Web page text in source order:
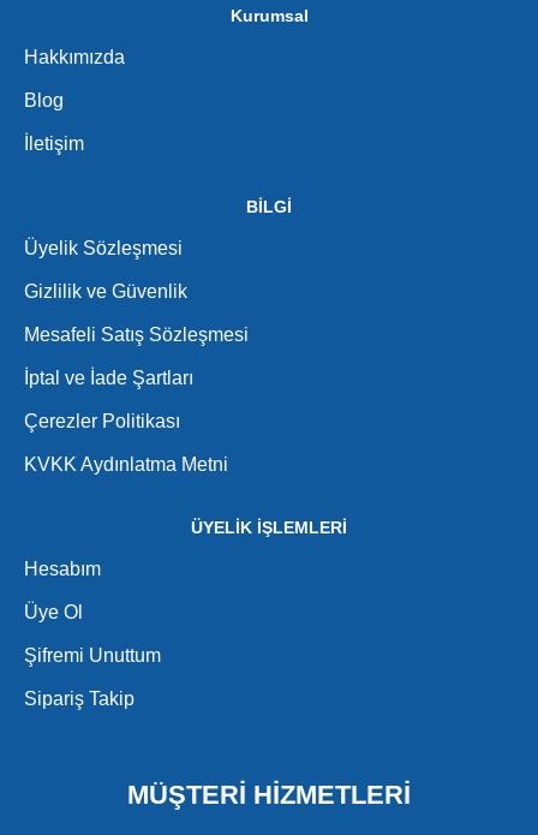
Kurumsal
Hakkımızda
Blog
İletişim
BİLGİ
Üyelik Sözleşmesi
Gizlilik ve Güvenlik
Mesafeli Satış Sözleşmesi
İptal ve İade Şartları
Çerezler Politikası
KVKK Aydınlatma Metni
ÜYELİK İŞLEMLERİ
Hesabım
Üye Ol
Şifremi Unuttum
Sipariş Takip
MÜŞTERİ HİZMETLERİ